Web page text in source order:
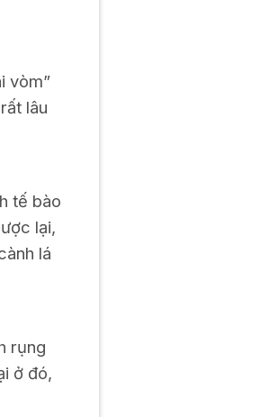
vòm”
lâu
tế bào
lại,
lá
rụng
ở đó,